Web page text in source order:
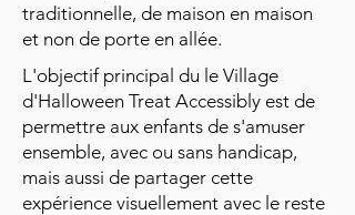
traditionnelle, de maison en maison
et non de porte en allée.
L'objectif principal du le Village
d'Halloween Treat Accessibly est de
permettre aux enfants de s'amuser
ensemble, avec ou sans handicap,
mais aussi de partager cette
expérience visuellement avec le reste